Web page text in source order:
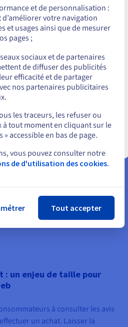
efficace d'augmenter sa notoriété
Pro. Cette solution, proposée par
sur une seule et même interface
commerce : description de la
et de fermeture, adresse du
vous pouvez maîtriser leur
web et réseaux sociaux. Toute
un excellent moyen
à jour, ce qui peut s’avérer utile
Augmenter sa visibilité
par le fait d'être présent sur
de gérer ses avis client.
: un enjeu de taille pour
à consulter les avis
un achat. Laisser la
Unis
Anglais USD - $
ou
site web
et de personnalisation :
votre navigation
et usages ainsi que de mesurer
pages ;
sociaux et de partenaires
de diffuser des publicités
efficacité et de partager
nos partenaires publicitaires
les traceurs, les refuser ou
tout moment en cliquant sur le
» accessible en bas de page.
vous pouvez consulter notre
de d'utilisation des cookies.
Tout accepter